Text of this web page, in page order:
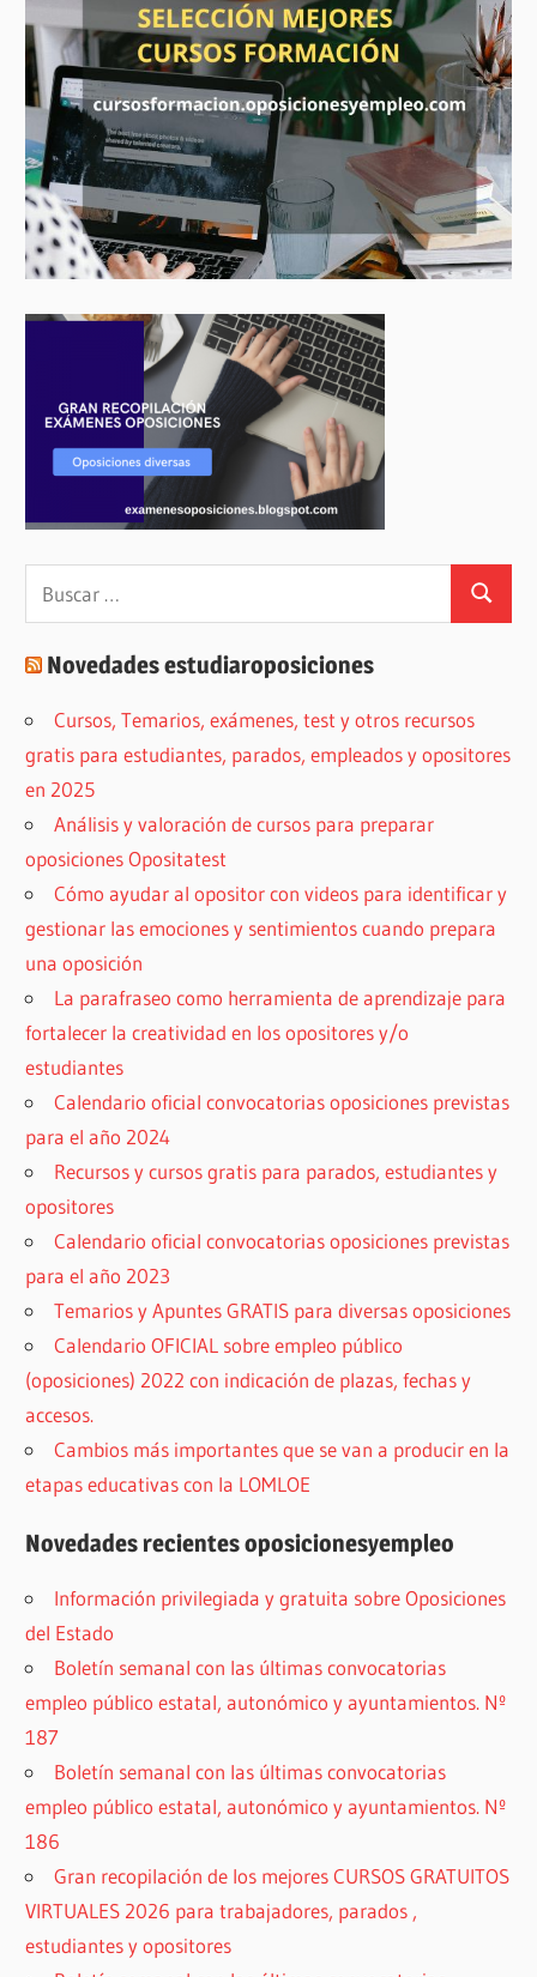
Buscar
Novedades estudiaroposiciones
Cursos, Temarios, exámenes, test y otros recursos
gratis para estudiantes, parados, empleados y opositores
en 2025
Análisis y valoración de cursos para preparar
oposiciones Opositatest
Cómo ayudar al opositor con videos para identificar y
gestionar las emociones y sentimientos cuando prepara
una oposición
La parafraseo como herramienta de aprendizaje para
fortalecer la creatividad en los opositores y/o
estudiantes
Calendario oficial convocatorias oposiciones previstas
para el año 2024
Recursos y cursos gratis para parados, estudiantes y
opositores
Calendario oficial convocatorias oposiciones previstas
para el año 2023
Temarios y Apuntes GRATIS para diversas oposiciones
Calendario OFICIAL sobre empleo público
(oposiciones) 2022 con indicación de plazas, fechas y
accesos.
Cambios más importantes que se van a producir en la
etapas educativas con la LOMLOE
Novedades recientes oposicionesyempleo
Información privilegiada y gratuita sobre Oposiciones
del Estado
Boletín semanal con las últimas convocatorias
empleo público estatal, autonómico y ayuntamientos. Nº
187
Boletín semanal con las últimas convocatorias
empleo público estatal, autonómico y ayuntamientos. Nº
186
Gran recopilación de los mejores CURSOS GRATUITOS
VIRTUALES 2026 para trabajadores, parados ,
estudiantes y opositores